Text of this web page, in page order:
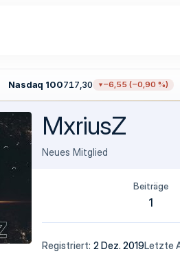
Nasdaq 100717,30 −6,55 (−0,90 %)
MxriusZ
Neues Mitglied
Beiträge
1
Registriert 2 Dez. 2019Letzte